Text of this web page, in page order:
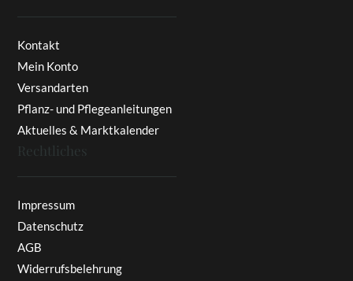
Kontakt
Mein Konto
Versandarten
Pflanz- und Pflegeanleitungen
Aktuelles & Marktkalender
Rechtliches
Impressum
Datenschutz
AGB
Widerrufsbelehrung